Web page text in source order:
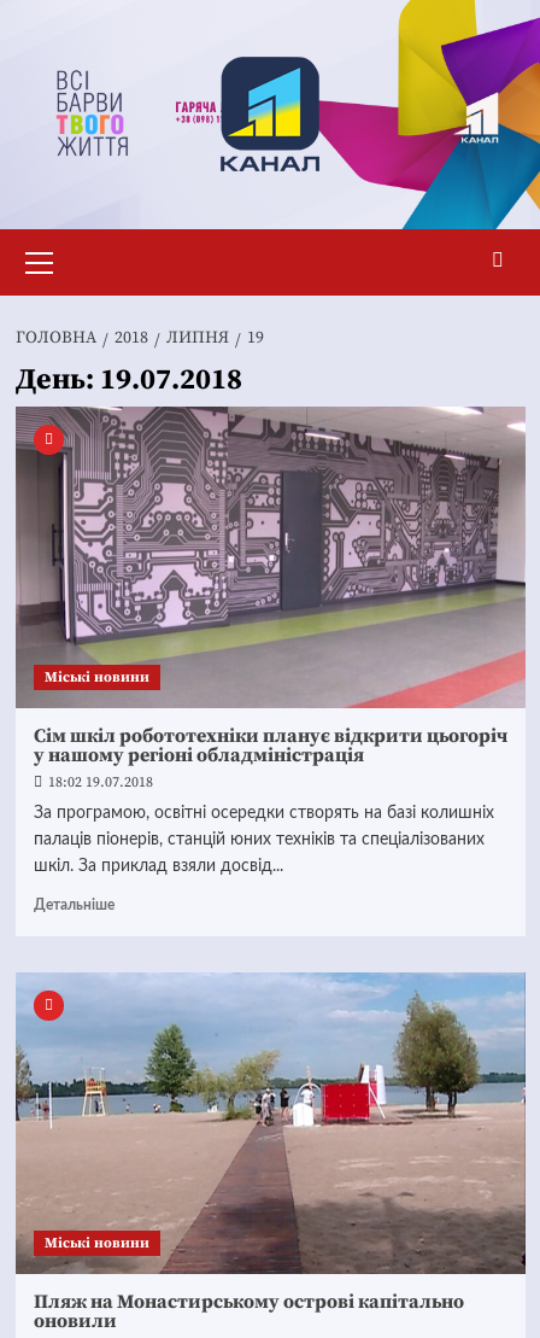
вмісту
меню
ГОЛОВНА 2018 ЛИПНЯ 19
День: 19.07.2018
Mіські новини
Сім шкіл робототехніки планує відкрити цьогоріч
у нашому регіоні обладміністрація
18:02 19.07.2018
За програмою, освітні осередки створять на базі колишніх
палаців піонерів, станцій юних техніків та спеціалізованих
шкіл. За приклад взяли досвід...
Детальніше
Mіські новини
Пляж на Монастирському острові капітально
оновили